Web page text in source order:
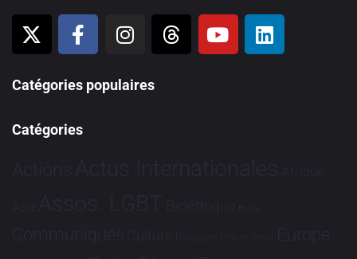
Catégories populaires
Catégories
Actions Actus Internationales Afrique
Asie Assos. LGBT Bioéthique Brève
Communiqués Culture Dialogues France-Brésil Europe